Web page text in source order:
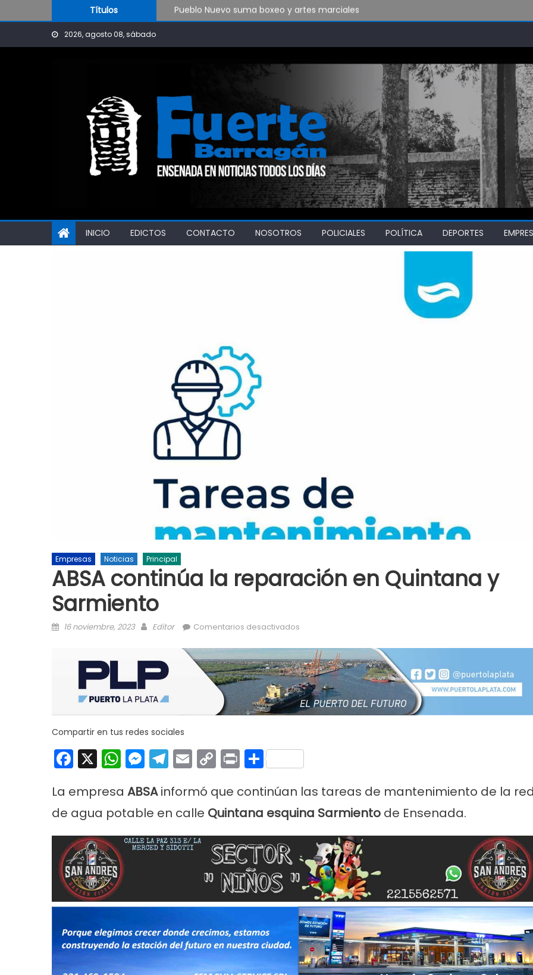
Títulos
Pueblo Nuevo suma boxeo y artes marciales
OPINIÓN: ¿Hasta cuándo vamos a soportar todo esto?
2026, agosto 08, sábado
INICIO EDICTOS CONTACTO NOSOTROS POLICIALES POLÍTICA DEPORTES
Empresas Noticias Principal
ABSA continúa la reparación en Quintana y
Sarmiento
Posted on
16 noviembre, 2023 Author
Editor Comentarios desactivados
Compartir en tus redes sociales
Facebook
X WhatsApp
Messenger
Telegram
EmailCopy
Link
PrintCompartir
La empresa ABSAinformó que continúan las tareas de mantenimiento de la red
de agua potable en calle Quintana esquina Sarmiento de Ensenada.
Noticias Principal Servicios
Trabajos en la red de agua en Villa
Tranquila
Noticias Servicios
Turnos de Farmacias de Agosto
2026 en Ensenada
Empresas Noticias
Por mejoras en el servicio
agua de 11 a 15